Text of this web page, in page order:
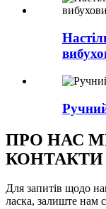
ПРО НАС
КОНТАКТИ
Для запитів щодо
ласка, залиште нам